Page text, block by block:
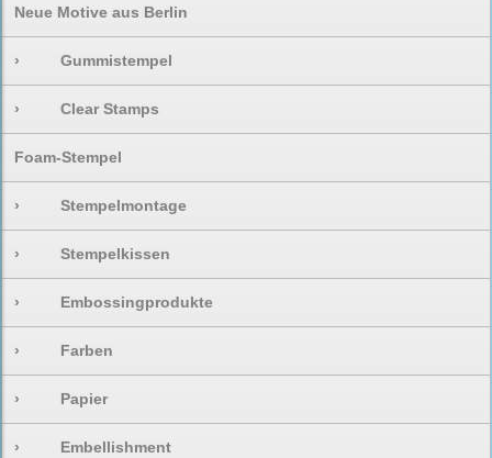
Neue Motive aus Berlin
› Gummistempel
› Clear Stamps
Foam-Stempel
› Stempelmontage
› Stempelkissen
› Embossingprodukte
› Farben
› Papier
› Embellishment